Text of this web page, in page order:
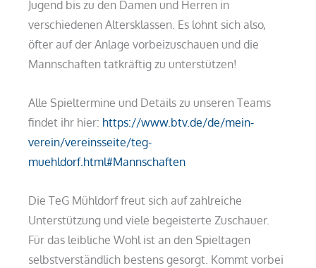
Jugend bis zu den Damen und Herren in
verschiedenen Altersklassen. Es lohnt sich also,
öfter auf der Anlage vorbeizuschauen und die
Mannschaften tatkräftig zu unterstützen!
Alle Spieltermine und Details zu unseren Teams
findet ihr hier: https://www.btv.de/de/mein-
verein/vereinsseite/teg-
muehldorf.html#Mannschaften
Die TeG Mühldorf freut sich auf zahlreiche
Unterstützung und viele begeisterte Zuschauer.
Für das leibliche Wohl ist an den Spieltagen
selbstverständlich bestens gesorgt. Kommt vorbei